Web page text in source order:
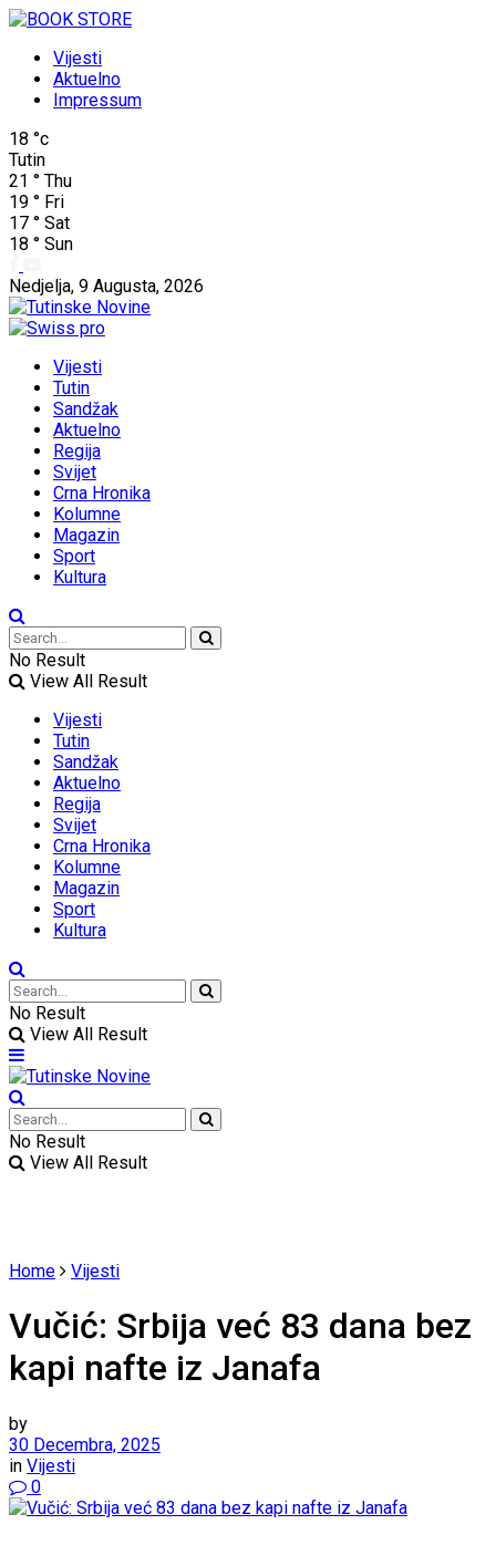
Vijesti
Aktuelno
Impressum
18 °c
Tutin
21 ° Thu
19 ° Fri
17 ° Sat
18 ° Sun
Nedjelja, 9 Augusta, 2026
Vijesti
Tutin
Sandžak
Aktuelno
Regija
Svijet
Crna Hronika
Kolumne
Magazin
Sport
Kultura
No Result
View All Result
Vijesti
Tutin
Sandžak
Aktuelno
Regija
Svijet
Crna Hronika
Kolumne
Magazin
Sport
Kultura
No Result
View All Result
No Result
View All Result
Home Vijesti
Vučić: Srbija već 83 dana bez
kapi nafte iz Janafa
by
30 Decembra, 2025
in Vijesti
0